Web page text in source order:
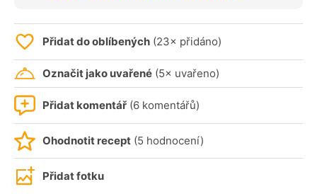
Přidat do oblíbených (23× přidáno)
Označit jako uvařené (5× uvařeno)
Přidat komentář (6 komentářů)
Ohodnotit recept (5 hodnocení)
Přidat fotku